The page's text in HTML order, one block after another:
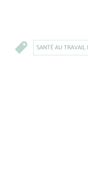
SANTÉ AU TRAVAIL